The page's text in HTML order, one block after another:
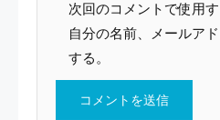
次回のコメントで使用
自分の名前、メールア
する。